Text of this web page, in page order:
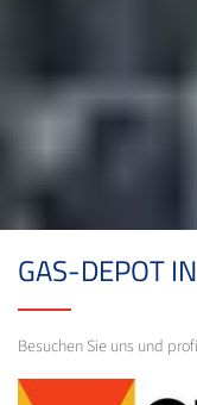
GAS-DEPOT
Besuchen Sie uns und